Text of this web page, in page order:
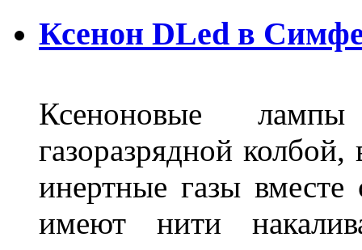
Ксенон DLed в
Ксеноновые
газоразрядной
инертные газы
имеют нити